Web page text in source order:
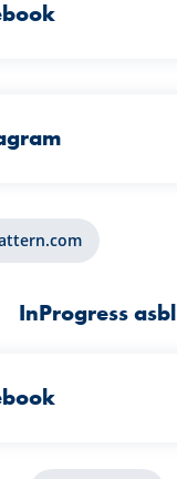
InProgress asbl